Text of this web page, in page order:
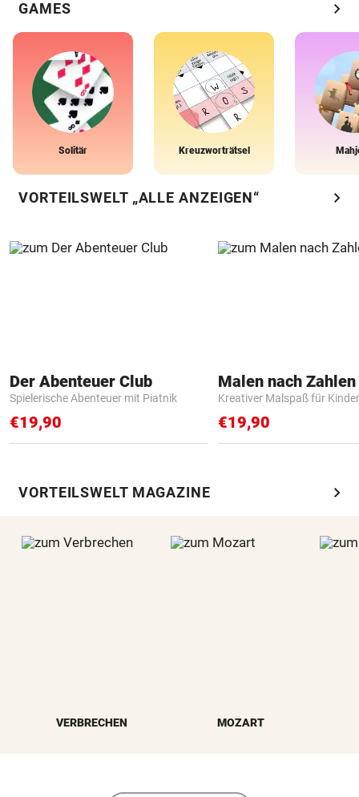
GAMES chevron_right
Solitär Kreuzworträtsel
VORTEILSWELT „ALLE ANZEIGEN“ chevron_right
Der Abenteuer Club
Spielerische Abenteuer mit Piatnik
€19,90
Kreativer Malspaß für Kinder
€19,90
VORTEILSWELT MAGAZINE chevron_right
VERBRECHEN MOZART